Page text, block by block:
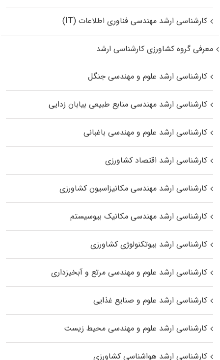
کارشناسی ارشد مهندسی فناوری اطلاعات (IT)
معرفی گروه کشاورزی کارشناسی ارشد
کارشناسی ارشد علوم و مهندسی جنگل
کارشناسی ارشد مهندسی منابع طبیعی بیابان زدایی
کارشناسی ارشد علوم و مهندسی باغبانی
کارشناسی ارشد اقتصاد کشاورزی
کارشناسی ارشد مهندسی مکانیزاسیون کشاورزی
کارشناسی ارشد مهندسی مکانیک بیوسیستم
کارشناسی ارشد بیوتکنولوژی کشاورزی
کارشناسی ارشد علوم و مهندسی مرتع و آبخیزداری
کارشناسی ارشد علوم و صنایع غذایی
کارشناسی ارشد علوم و مهندسی محیط زیست
کارشناسی ارشد هواشناسی کشاورزی